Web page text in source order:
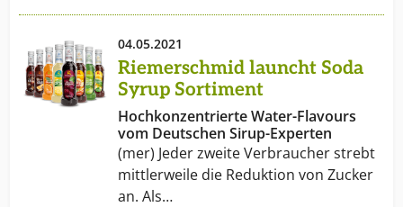
04.05.2021
Riemerschmid launcht Soda
Syrup Sortiment
Hochkonzentrierte Water-Flavours
vom Deutschen Sirup-Experten
(mer) Jeder zweite Verbraucher strebt
mittlerweile die Reduktion von Zucker
an. Als…